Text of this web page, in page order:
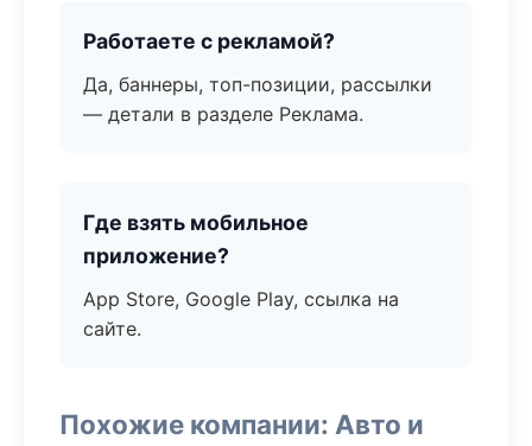
Работаете с рекламой?
Да, баннеры, топ-позиции, рассылки
— детали в разделе Реклама.
Где взять мобильное
приложение?
App Store, Google Play, ссылка на
сайте.
Похожие компании: Авто и